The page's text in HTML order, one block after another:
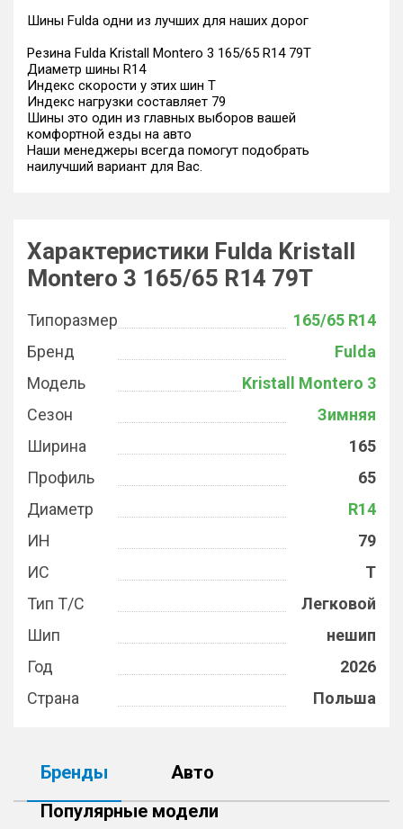
Шины Fulda одни из лучших для наших дорог
Резина Fulda Kristall Montero 3 165/65 R14 79T
Диаметр шины R14
Индекс скорости у этих шин T
Индекс нагрузки составляет 79
Шины это один из главных выборов вашей
комфортной езды на авто
Наши менеджеры всегда помогут подобрать
наилучший вариант для Вас.
Характеристики Fulda Kristall
Montero 3 165/65 R14 79T
Типоразмер
165/65 R14
Бренд
Fulda
Модель
Kristall Montero 3
Сезон
Зимняя
Ширина
165
Профиль
65
Диаметр
R14
ИН
79
ИС
T
Тип Т/С
Легковой
Шип
нешип
Год
2026
Страна
Польша
Бренды
Авто
Популярные модели